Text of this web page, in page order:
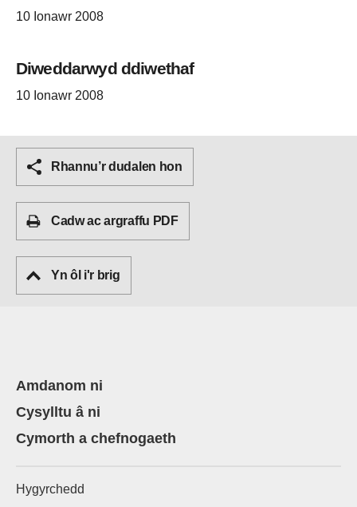
10 Ionawr 2008
Diweddarwyd ddiwethaf
10 Ionawr 2008
Rhannu’r dudalen hon
Cadw ac argraffu PDF
Yn ôl i'r brig
Amdanom ni
Cysylltu â ni
Cymorth a chefnogaeth
Hygyrchedd